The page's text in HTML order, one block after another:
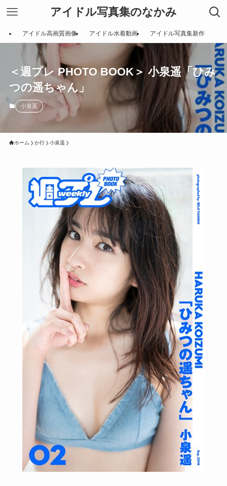
アイドル写真集のなかみ
アイドル高画質画像 アイドル水着動画 アイドル写真集新作
＜週プレ PHOTO BOOK＞ 小泉遥「ひみ
つの遥ちゃん」
小泉遥
ホーム か行 小泉遥